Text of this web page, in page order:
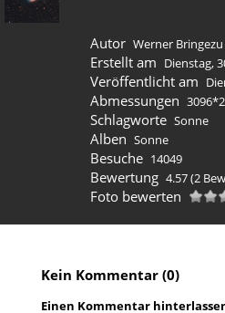
Autor Werner Bringezu
Erstellt am Dienstag,
Veröffentlicht am
Abmessungen
Schlagworte Sonne
Alben Sonne
Besuche 14049
Bewertung 4.57(2
Foto bewerten
Kein Kommentar (0)
Einen Kommentar